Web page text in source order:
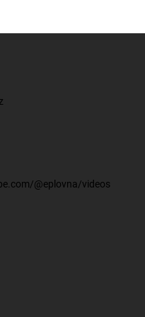
@eplovna/videos